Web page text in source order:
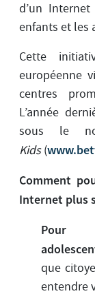
d’un
enfants et les
Cette
européenne
centres
L’année
sous le
Kids(
Comment
Internet plus
Pour
que
entendre